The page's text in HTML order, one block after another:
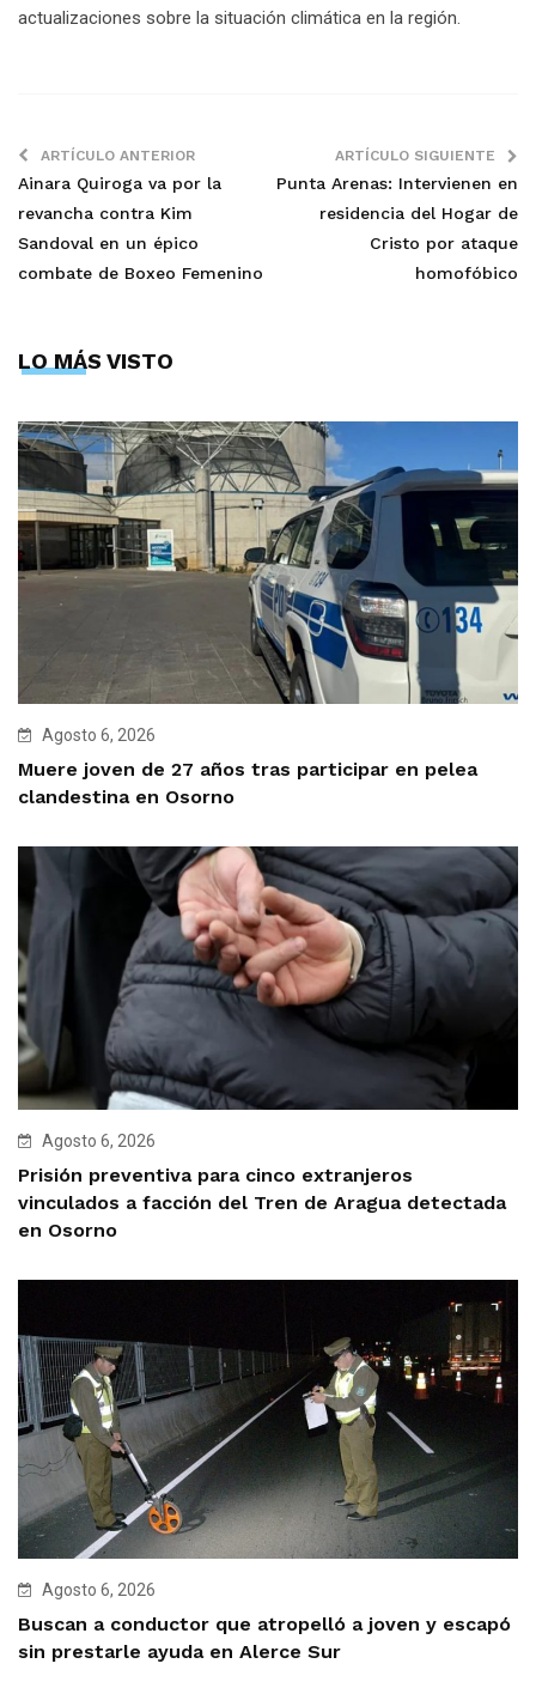
actualizaciones sobre la situación climática en la región.
ARTÍCULO ANTERIOR
Ainara Quiroga va por la
revancha contra Kim
Sandoval en un épico
combate de Boxeo Femenino
ARTÍCULO SIGUIENTE
Punta Arenas: Intervienen en
residencia del Hogar de
Cristo por ataque
homofóbico
LO MÁS VISTO
Agosto 6, 2026
Muere joven de 27 años tras participar en pelea
clandestina en Osorno
Agosto 6, 2026
Prisión preventiva para cinco extranjeros
vinculados a facción del Tren de Aragua detectada
en Osorno
Agosto 6, 2026
Buscan a conductor que atropelló a joven y escapó
sin prestarle ayuda en Alerce Sur